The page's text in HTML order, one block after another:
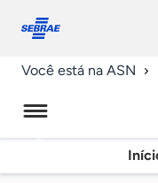
conosco
Você está na ASN